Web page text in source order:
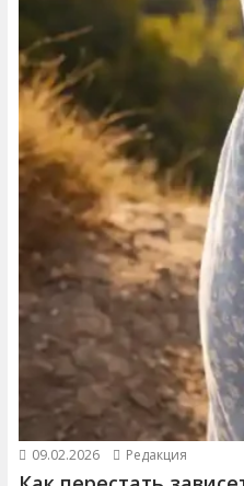
09.02.2026 Редакция